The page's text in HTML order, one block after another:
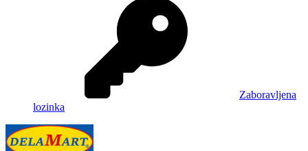
Zaboravljena
lozinka